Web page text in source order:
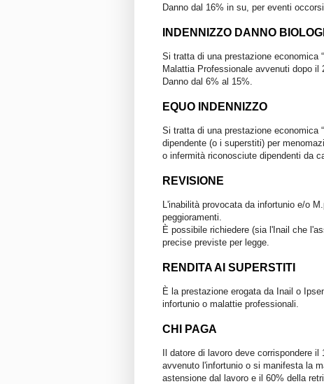
Danno dal 16% in su, per eventi
INDENNIZZO DANNO
Si tratta di una prestazione economica
Malattia Professionale avvenuti dopo il
Danno dal 6% al 15%.
EQUO INDENNIZZO
Si tratta di una prestazione economica
dipendente (o i superstiti) per
o infermità riconosciute dipendenti da
REVISIONE
L'inabilità provocata da infortunio e/o
peggioramenti.
È possibile richiedere (sia l'Inail che
precise previste per legge.
RENDITA AI SUPERSTITI
È la prestazione erogata da Inail o
infortunio o malattie professionali.
CHI PAGA
Il datore di lavoro deve corrispondere
avvenuto l'infortunio o si manifesta la
astensione dal lavoro e il 60% della